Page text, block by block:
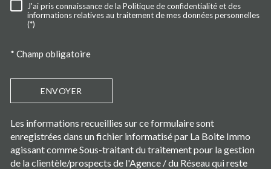
RÈGLEMENTATION
J'ai pris connaissance de la Politique de confidentialité et des
informations relatives au traitement de mes données personnelles
(*)
* Champ obligatoire
ENVOYER
Les informations recueillies sur ce formulaire sont
enregistrées dans un fichier informatisé par La Boite Immo
agissant comme Sous-traitant du traitement pour la gestion
de la clientèle/prospects de l'Agence / du Réseau qui reste